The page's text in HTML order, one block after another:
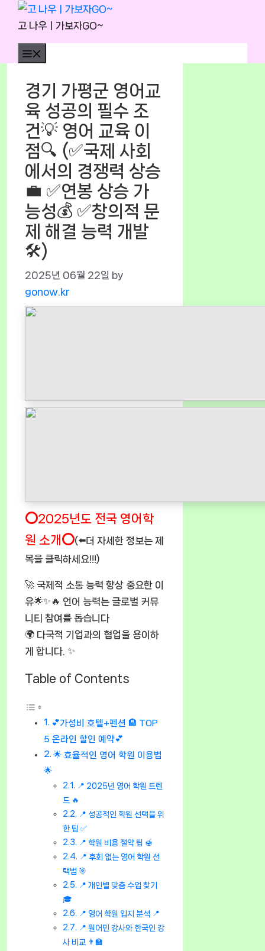
Skip
content
고 나우ㅣ가보자GO~
경기 가평군 영어교
육 성공의 필수 조
건💡 영어 교육 이
점🔍 (✅국제 사회
에서의 경쟁력 상승
💼 ✅연봉 상승 가
능성💰 ✅창의적 문
제 해결 능력 개발
🛠️)
2025년 06월 22일 by
gonow.kr
⭕2025년도 전국 영어학
원 소개⭕(⬅️더 자세한 정보는 제
목을 클릭하세요!!!)
🚀 국제적 소통 능력 향상 중요한 이
유🌟✨🔥 언어 능력는 글로벌 커뮤
니티 참여를 돕습니다
🌍 다국적 기업과의 협업을 용이하
게 합니다. ✨
Table of Contents
💕가성비 호텔+펜션 🏨 TOP
5 온라인 할인 예약💕
🌟 효율적인 영어 학원 이용법
🌟
📍 2025년 영어 학원 트렌
드 🔥
📍 성공적인 학원 선택을 위
한 팁 ✅
📍 학원 비용 절약 팁 🍯
📍 후회 없는 영어 학원 선
택법 🎯
📍 개인별 맞춤 수업 찾기
🎓
📍 영어 학원 입지 분석 📍
📍 원어민 강사와 한국인 강
사 비교 👨‍🏫